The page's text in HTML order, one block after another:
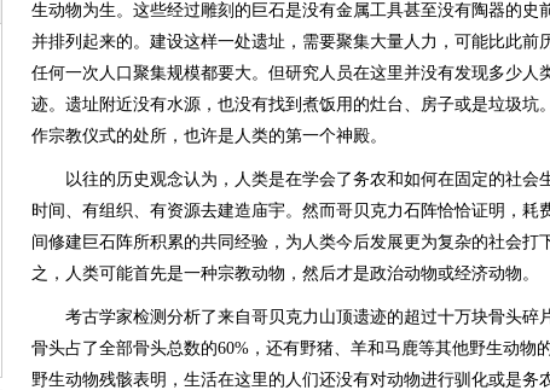
生动物为生。这些经过雕刻的巨石是没有金属工具甚至没有陶器的史
并排列起来的。建设这样一处遗址，需要聚集大量人力，可能比此前
任何一次人口聚集规模都要大。但研究人员在这里并没有发现多少人
迹。遗址附近没有水源，也没有找到煮饭用的灶台、房子或是垃圾坑
作宗教仪式的处所，也许是人类的第一个神殿。
以往的历史观念认为，人类是在学会了务农和如何在固定的社会
时间、有组织、有资源去建造庙宇。然而哥贝克力石阵恰恰证明，耗
间修建巨石阵所积累的共同经验，为人类今后发展更为复杂的社会打
之，人类可能首先是一种宗教动物，然后才是政治动物或经济动物。
考古学家检测分析了来自哥贝克力山顶遗迹的超过十万块骨头碎
骨头占了全部骨头总数的60%，还有野猪、羊和马鹿等其他野生动物
野生动物残骸表明，生活在这里的人们还没有对动物进行驯化或是务